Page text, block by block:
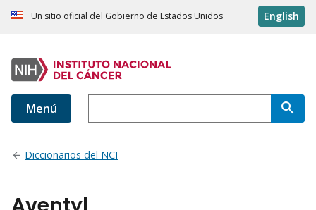
Un sitio oficial del Gobierno de Estados Unidos English
Menú
Diccionarios del NCI